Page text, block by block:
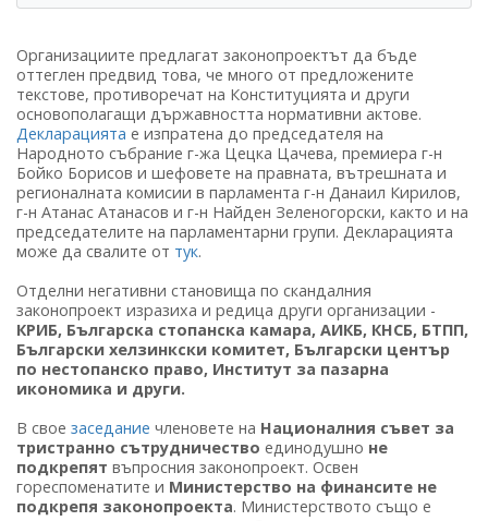
Организациите предлагат законопроектът да бъде
оттеглен предвид това, че много от предложените
текстове, противоречат на Конституцията и други
основополагащи държавността нормативни актове.
Декларацията е изпратена до председателя на
Народното събрание г-жа Цецка Цачева, премиера г-н
Бойко Борисов и шефовете на правната, вътрешната и
регионалната комисии в парламента г-н Данаил Кирилов,
г-н Атанас Атанасов и г-н Найден Зеленогорски, както и на
председателите на парламентарни групи. Декларацията
може да свалите от тук.
Отделни негативни становища по скандалния
законопроект изразиха и редица други организации -
КРИБ, Българска стопанска камара, АИКБ, КНСБ, БТПП,
Български хелзинкски комитет, Български център
по нестопанско право, Институт за пазарна
икономика и други.
В свое заседание членовете на Националния съвет за
тристранно сътрудничество единодушно не
подкрепят въпросния законопроект. Освен
гореспоменатите и Министерство на финансите не
подкрепя законопроекта. Министерството също е